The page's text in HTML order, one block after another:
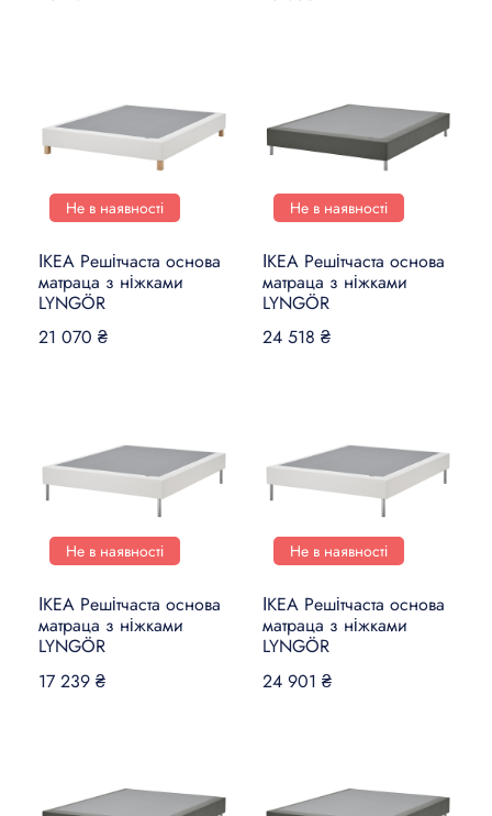
Не в наявності
ІКЕА Решітчаста основа
матраца з ніжками
LYNGÖR
21 070 ₴
Не в наявності
ІКЕА Решітчаста основа
матраца з ніжками
LYNGÖR
24 518 ₴
Не в наявності
ІКЕА Решітчаста основа
матраца з ніжками
LYNGÖR
17 239 ₴
Не в наявності
ІКЕА Решітчаста основа
матраца з ніжками
LYNGÖR
24 901 ₴